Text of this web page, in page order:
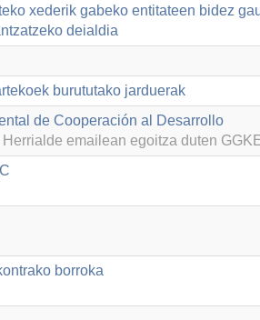
xederik gabeko entitateen bidez
deialdia
burututako jarduerak
de Cooperación al Desarrollo
emailean egoitza duten
borroka